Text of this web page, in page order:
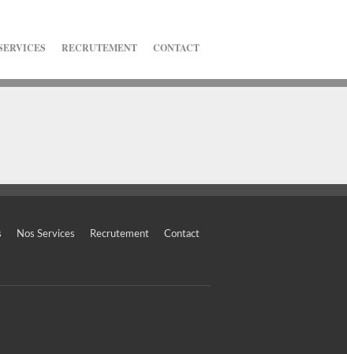
RECRUTEMENT CONTACT
Nos Services Recrutement Contact